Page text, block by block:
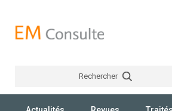
Rechercher